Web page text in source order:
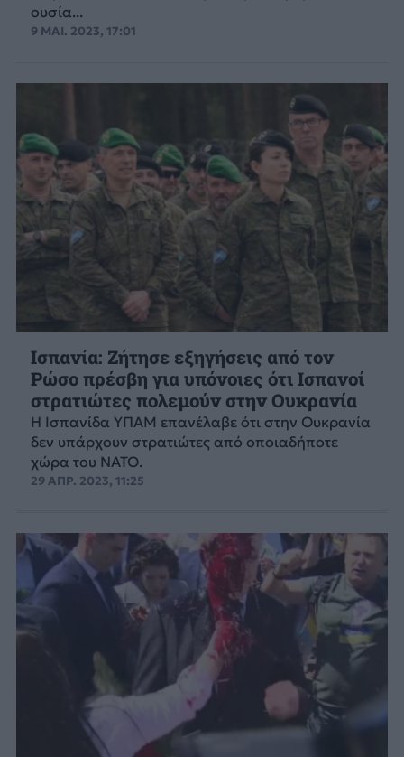
ουσία...
9 ΜΑΙ. 2023, 17:01
Ισπανία: Ζήτησε εξηγήσεις από τον
Ρώσο πρέσβη για υπόνοιες ότι Ισπανοί
στρατιώτες πολεμούν στην Ουκρανία
Η Ισπανίδα ΥΠΑΜ επανέλαβε ότι στην Ουκρανία
δεν υπάρχουν στρατιώτες από οποιαδήποτε
χώρα του ΝΑΤΟ.
29 ΑΠΡ. 2023, 11:25